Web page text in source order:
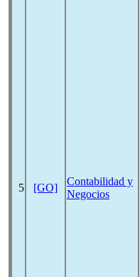
5 [GO]
Contabilidad y
Negocios